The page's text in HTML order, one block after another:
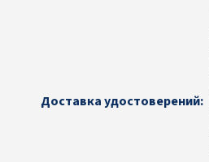
Доставка удостоверений: